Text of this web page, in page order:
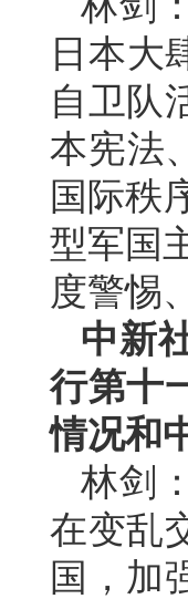
日本大
自卫队
本宪法
国际秩
型军国
度警惕
中新
行第十
情况和
林剑
在变乱
国，加